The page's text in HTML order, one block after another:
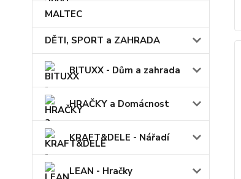
MALTEC
DĚTI, SPORT a ZAHRADA
BITUXX - Dům a zahrada
HRAČKY a Domácnost
KRAFT&DELE - Nářadí
LEAN - Hračky